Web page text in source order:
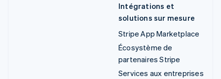
Intégrations et
solutions sur mesure
Stripe App Marketplace
Écosystème de
partenaires Stripe
Services aux entreprises